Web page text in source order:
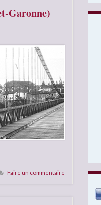
Garonne)
Faire un commentaire